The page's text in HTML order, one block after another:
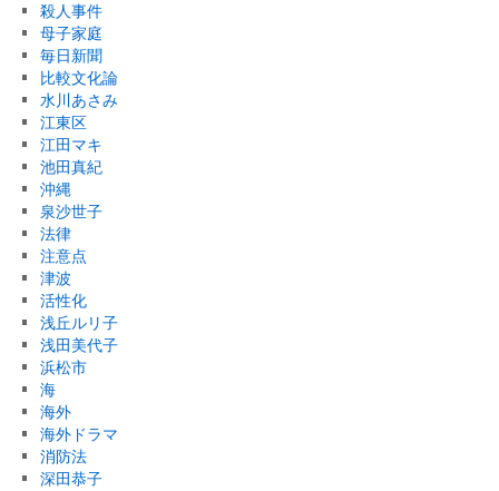
殺人事件
母子家庭
毎日新聞
比較文化論
水川あさみ
江東区
江田マキ
池田真紀
沖縄
泉沙世子
法律
注意点
津波
活性化
浅丘ルリ子
浅田美代子
浜松市
海
海外
海外ドラマ
消防法
深田恭子